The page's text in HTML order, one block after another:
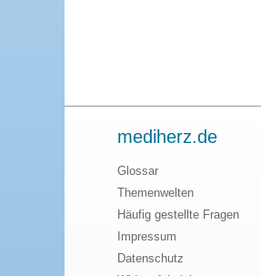
mediherz.de
Glossar
Themenwelten
Häufig gestellte Fragen
Impressum
Datenschutz